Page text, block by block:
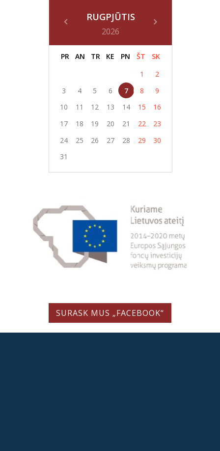
RUGPJŪTIS
2026
PR AN TR KE PN ŠT
SK
1
2
3
4 5 6 7 8
9
10
11 12 13 14 15
16
17
18 19 20 21 22
23
24
25 26 27 28 29
30
31
SURASK MUS „FACEBOOK“